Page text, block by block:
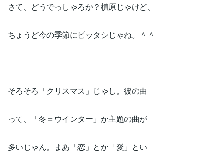
さて、どうでっしゃろか？槙原じゃけど、
ちょうど今の季節にピッタシじゃね。＾＾
そろそろ「クリスマス」じゃし。彼の曲
って、「冬＝ウインター」が主題の曲が
多いじゃん。まあ「恋」とか「愛」とい